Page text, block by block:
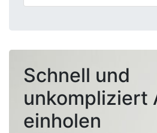
Schnell und
unkompliziert
einholen